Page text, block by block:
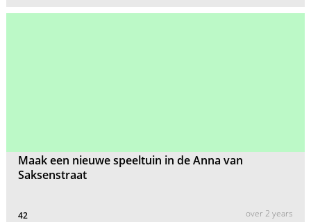
Maak een nieuwe speeltuin in de Anna van
Saksenstraat
42 over 2 years